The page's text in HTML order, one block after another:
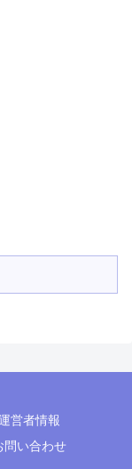
営者情報
問い合わせ